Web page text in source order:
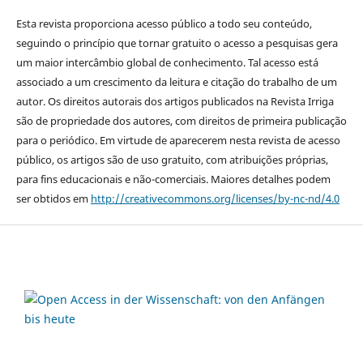
Esta revista proporciona acesso público a todo seu conteúdo,
seguindo o princípio que tornar gratuito o acesso a pesquisas gera
um maior intercâmbio global de conhecimento. Tal acesso está
associado a um crescimento da leitura e citação do trabalho de um
autor. Os direitos autorais dos artigos publicados na Revista Irriga
são de propriedade dos autores, com direitos de primeira publicação
para o periódico. Em virtude de aparecerem nesta revista de acesso
público, os artigos são de uso gratuito, com atribuições próprias,
para fins educacionais e não-comerciais. Maiores detalhes podem
ser obtidos em http://creativecommons.org/licenses/by-nc-nd/4.0